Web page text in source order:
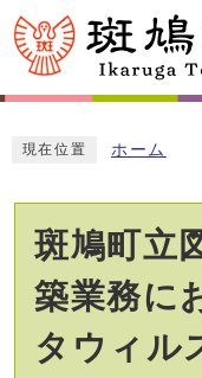
現在位置 ホーム
斑鳩町立
築業務に
タウィル